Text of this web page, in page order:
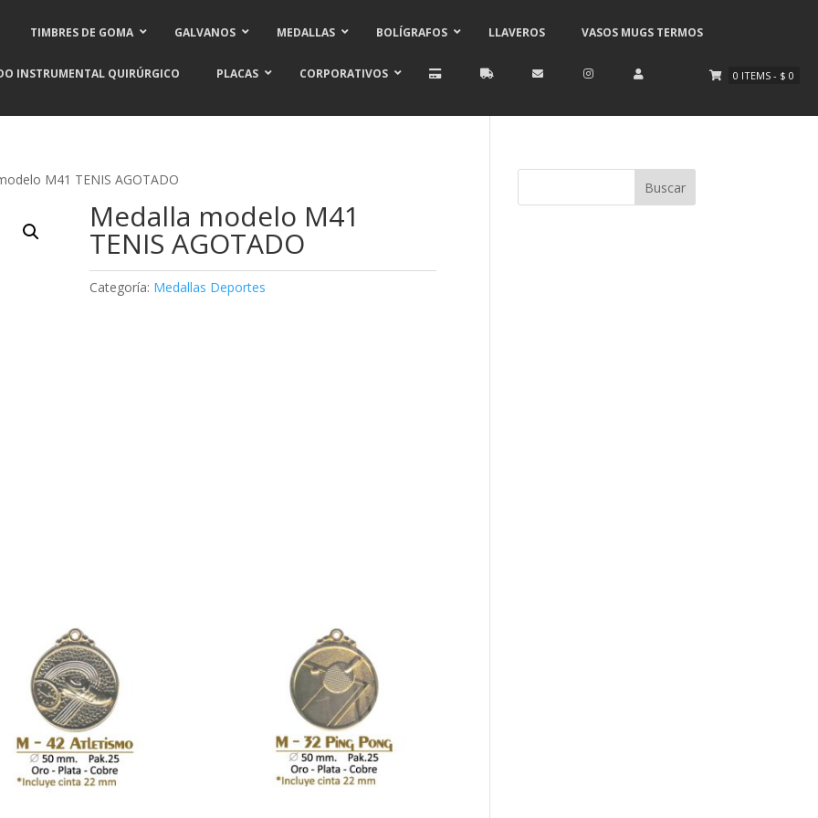
TIMBRES DE GOMA GALVANOS MEDALLAS BOLÍGRAFOS LLAVEROS VASOS MUGS TERMOS
INSTRUMENTAL QUIRÚRGICO PLACAS CORPORATIVOS 0 ITEMS - $ 0
M41 TENIS AGOTADO
Medalla modelo M41
TENIS AGOTADO
Categoría: Medallas Deportes